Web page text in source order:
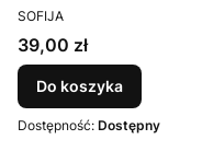
PRODUCENT
SOFIJA
Cena
39,00 zł
Do koszyka
Dostępność: Dostępny